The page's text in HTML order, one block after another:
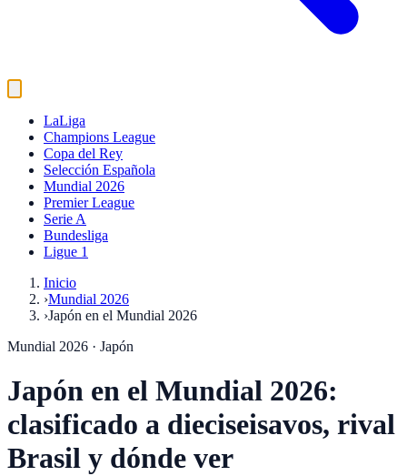
LaLiga
Champions League
Copa del Rey
Selección Española
Mundial 2026
Premier League
Serie A
Bundesliga
Ligue 1
Inicio
›Mundial 2026
›Japón en el Mundial 2026
Mundial 2026 · Japón
Japón en el Mundial 2026:
clasificado a dieciseisavos, rival
Brasil y dónde ver